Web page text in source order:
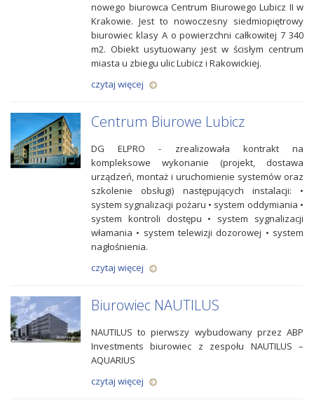
nowego biurowca Centrum Biurowego Lubicz II w
Krakowie. Jest to nowoczesny siedmiopiętrowy
biurowiec klasy A o powierzchni całkowitej 7 340
m2. Obiekt usytuowany jest w ścisłym centrum
miasta u zbiegu ulic Lubicz i Rakowickiej.
czytaj więcej
Centrum Biurowe Lubicz
DG ELPRO - zrealizowała kontrakt na
kompleksowe wykonanie (projekt, dostawa
urządzeń, montaż i uruchomienie systemów oraz
szkolenie obsługi) następujących instalacji: •
system sygnalizacji pożaru • system oddymiania •
system kontroli dostępu • system sygnalizacji
włamania • system telewizji dozorowej • system
nagłośnienia.
czytaj więcej
Biurowiec NAUTILUS
NAUTILUS to pierwszy wybudowany przez ABP
Investments biurowiec z zespołu NAUTILUS –
AQUARIUS
czytaj więcej